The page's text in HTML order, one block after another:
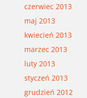
czerwiec 2013
maj 2013
kwiecień 2013
marzec 2013
luty 2013
styczeń 2013
grudzień 2012